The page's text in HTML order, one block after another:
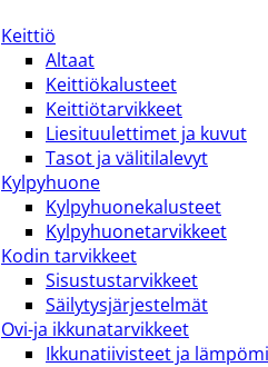
Keittiö
Altaat
Keittiökalusteet
Keittiötarvikkeet
Liesituulettimet ja kuvut
Tasot ja välitilalevyt
Kylpyhuone
Kylpyhuonekalusteet
Kylpyhuonetarvikkeet
Kodin tarvikkeet
Sisustustarvikkeet
Säilytysjärjestelmät
Ovi-ja ikkunatarvikkeet
Ikkunatiivisteet ja